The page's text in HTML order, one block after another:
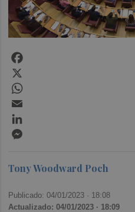
Tony Woodward Poch
Publicado: 04/01/2023 · 18:08
Actualizado: 04/01/2023 · 18:09